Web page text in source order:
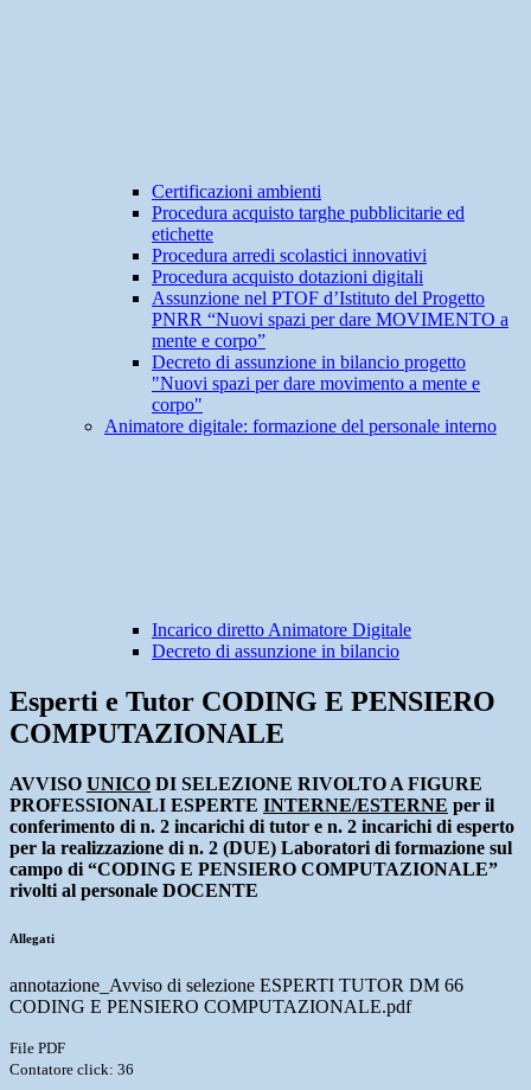
Certificazioni ambienti
Procedura acquisto targhe pubblicitarie ed
etichette
Procedura arredi scolastici innovativi
Procedura acquisto dotazioni digitali
Assunzione nel PTOF d’Istituto del Progetto
PNRR “Nuovi spazi per dare MOVIMENTO a
mente e corpo”
Decreto di assunzione in bilancio progetto
"Nuovi spazi per dare movimento a mente e
corpo"
Animatore digitale: formazione del personale interno
Incarico diretto Animatore Digitale
Decreto di assunzione in bilancio
Esperti e Tutor CODING E PENSIERO
COMPUTAZIONALE
AVVISO UNICO DI SELEZIONE RIVOLTO A FIGURE
PROFESSIONALI ESPERTE INTERNE/ESTERNE per il
conferimento di n. 2 incarichi di tutor e n. 2 incarichi di esperto
per la realizzazione di n. 2 (DUE) Laboratori di formazione sul
campo di “CODING E PENSIERO COMPUTAZIONALE”
rivolti al personale DOCENTE
Allegati
annotazione_Avviso di selezione ESPERTI TUTOR DM 66
CODING E PENSIERO COMPUTAZIONALE.pdf
File PDF
Contatore click: 36